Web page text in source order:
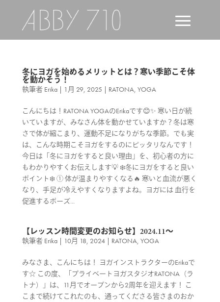
冬にヨガを始めるメリットとは？寒い季節こそ体
を動かそう！
執筆者 Erika| 1月 29, 2025 | RATONA, YOGA
こんにちは！RATONA YOGAのErikaです😊✨ 寒い日が続
いていますが、みなさん体を動かせていますか？冬は寒
さで体が縮こまり、運動不足になりがちな季節。でも実
は、こんな時期こそヨガをするのにピッタリなんです！
今日は「冬にヨガをすると良い理由」を、初心者の方に
もわかりやすくお伝えします💡 ❄️冬にヨガをすると良い
ポイント❄️ ① 体が温まりやすくなる🔥 寒いと血流が悪く
なり、手足が冷えやすくなりますよね。ヨガには 血行を
促進するポーズ...
【レッスン時間変更のお知らせ】2024.11〜
執筆者 Erika| 10月 18, 2024| RATONA, YOGA
みなさま、こんにちは！ ヨガインストラクターのErikaで
す☆ この度、「プライベートヨガスタジオRATONA（ラ
トナ）」は、11月でオープンから2周年を迎えます！ こ
こまで続けてこれたのも、通ってくださる皆さまのおか